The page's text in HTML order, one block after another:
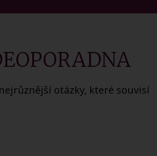
otázky, které souvisí